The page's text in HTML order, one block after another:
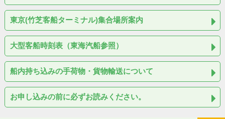
東京(竹芝客船ターミナル)集合場所案内
大型客船時刻表（東海汽船参照）
船内持ち込みの手荷物・貨物輸送について
お申し込みの前に必ずお読みください。